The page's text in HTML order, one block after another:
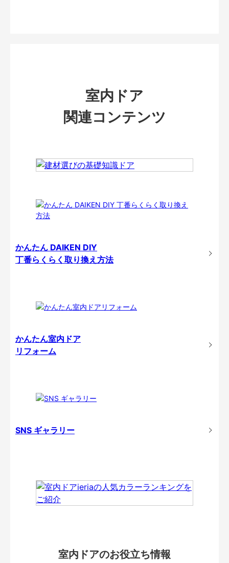
室内ドア
関連コンテンツ
かんたん DAIKEN DIY
丁番らくらく取り換え方法
かんたん室内ドア
リフォーム
SNS ギャラリー
室内ドアのお役立ち情報